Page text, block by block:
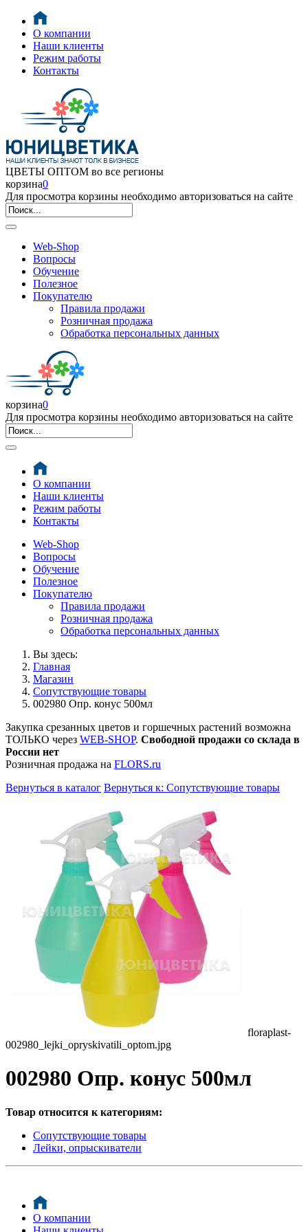
О компании
Наши клиенты
Режим работы
Контакты
ЦВЕТЫ ОПТОМ во все регионы
корзина0
Для просмотра корзины необходимо авторизоваться на сайте
Web-Shop
Вопросы
Обучение
Полезное
Покупателю
Правила продажи
Розничная продажа
Обработка персональных данных
корзина0
Для просмотра корзины необходимо авторизоваться на сайте
О компании
Наши клиенты
Режим работы
Контакты
Web-Shop
Вопросы
Обучение
Полезное
Покупателю
Правила продажи
Розничная продажа
Обработка персональных данных
Вы здесь:
Главная
Магазин
Сопутствующие товары
002980 Опр. конус 500мл
Закупка срезанных цветов и горшечных растений возможна
ТОЛЬКО через WEB-SHOP. Свободной продажи со склада в
России нет
Розничная продажа на FLORS.ru
Вернуться в каталог Вернуться к: Сопутствующие товары
floraplast-
002980_lejki_opryskivatili_optom.jpg
002980 Опр. конус 500мл
Товар относится к категориям:
Сопутствующие товары
Лейки, опрыскиватели
О компании